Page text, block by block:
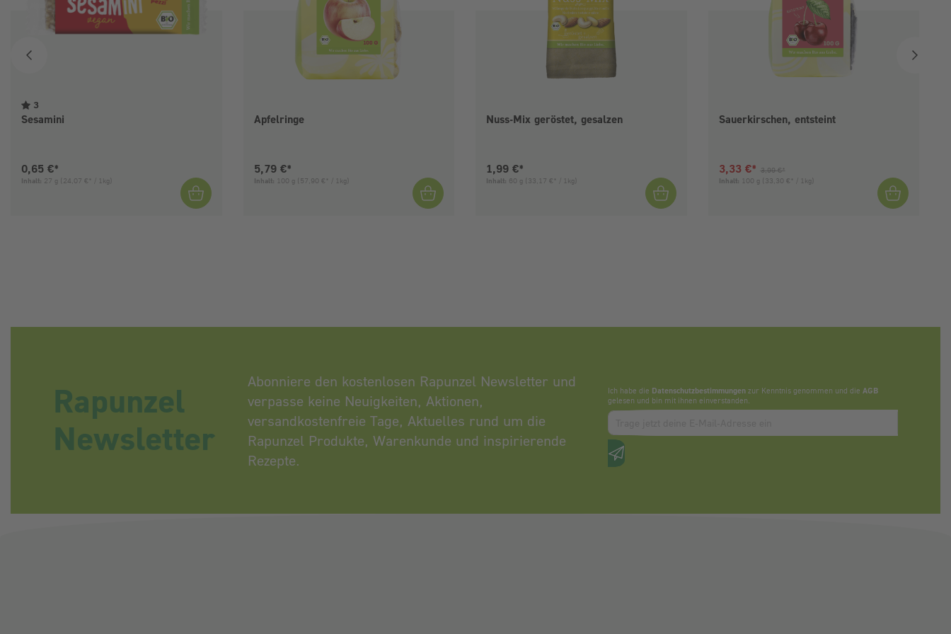
3
Sesamini
Aktueller Preis:
0,65 €*
Inhalt: 27 g (24,07 €* / 1kg)
Apfelringe
Aktueller Preis:
5,79 €*
Inhalt: 100 g (57,90 €* / 1kg)
Nuss-Mix geröstet, gesalzen
Aktueller Preis:
1,99 €*
Inhalt: 60 g (33,17 €* / 1kg)
Sauerkirschen, entsteint
Aktueller Preis:
3,33 €* 3,99 €*
Inhalt: 100 g (33,30 €* / 1kg)
Rapunzel
Newsletter
Abonniere den kostenlosen Rapunzel Newsletter und
verpasse keine Neuigkeiten, Aktionen,
versandkostenfreie Tage, Aktuelles rund um die
Rapunzel Produkte, Warenkunde und inspirierende
Rezepte.
Ich habe die Datenschutzbestimmungen zur Kenntnis genommen und die AGB
gelesen und bin mit ihnen einverstanden.
Zum abbonieren des Newsletters, bitte E-Mail Adresse eintragen.